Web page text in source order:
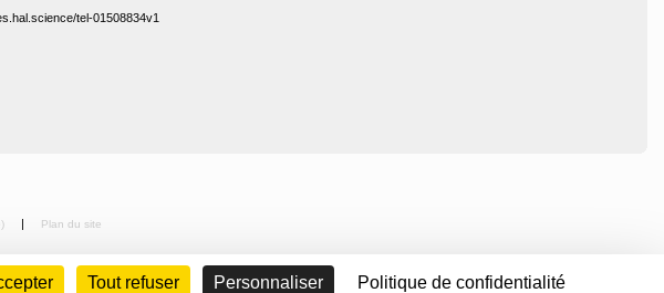
tel-01508834v1
Plan du site
Tout refuser Personnaliser Politique de confidentialité